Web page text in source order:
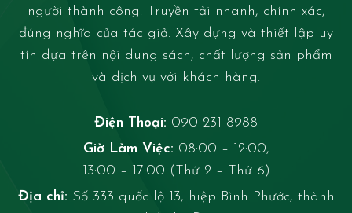
người thành công. Truyền tải nhanh, chính xác,
đúng nghĩa của tác giả. Xây dựng và thiết lập uy
tín dựa trên nội dung sách, chất lượng sản phẩm
và dịch vụ với khách hàng.
Điện Thoại: 090 231 8988
Giờ Làm Việc: 08:00 – 12:00,
13:00 – 17:00 (Thứ 2 – Thứ 6)
Địa chỉ: Số 333 quốc lộ 13, hiệp Bình Phước, thành